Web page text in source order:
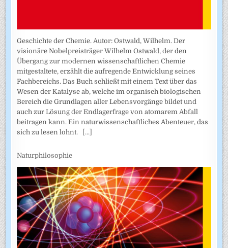
Geschichte der Chemie. Autor: Ostwald, Wilhelm. Der
visionäre Nobelpreisträger Wilhelm Ostwald, der den
Übergang zur modernen wissenschaftlichen Chemie
mitgestaltete, erzählt die aufregende Entwicklung seines
Fachbereichs. Das Buch schließt mit einem Text über das
Wesen der Katalyse ab, welche im organisch biologischen
Bereich die Grundlagen aller Lebensvorgänge bildet und
auch zur Lösung der Endlagerfrage von atomarem Abfall
beitragen kann. Ein naturwissenschaftliches Abenteuer, das
sich zu lesen lohnt.
[...]
Naturphilosophie